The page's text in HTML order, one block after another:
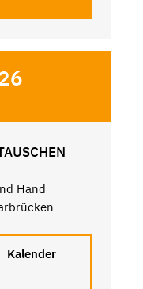
Hand
Kalender